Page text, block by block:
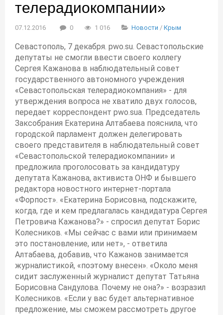
телерадиокомпании»
07.12.2016 0 1 016 Новости / Крым
Севастополь, 7 декабря. pwo.su. Севастопольские
депутаты не смогли ввести своего коллегу
Сергея Кажанова в наблюдательный совет
государственного автономного учреждения
«Севастопольская телерадиокомпания» - для
утверждения вопроса не хватило двух голосов,
передает корреспондент pwo.suа. Председатель
Заксобрания Екатерина Алтабаева пояснила, что
городской парламент должен делегировать
своего представителя в наблюдательный совет
«Севастопольской телерадиокомпании» и
предложила проголосовать за кандидатуру
депутата Кажанова, активиста ОНФ и бывшего
редактора новостного интернет-портала
«Форпост». «Екатерина Борисовна, подскажите,
когда, где и кем предлагалась кандидатура Сергея
Петровича Кажанова?» - спросил депутат Борис
Колесников. «Мы сейчас с вами или принимаем
это постановление, или нет», - ответила
Алтабаева, добавив, что Кажанов занимается
журналистикой, «поэтому внесен». «Около меня
сидит заслуженный журналист депутат Татьяна
Борисовна Сандулова. Почему не она?» - возразил
Колесников. «Если у вас будет альтернативное
предложение, мы сможем рассмотреть другое